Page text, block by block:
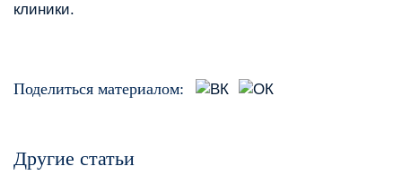
клиники.
Поделиться материалом:
Другие статьи